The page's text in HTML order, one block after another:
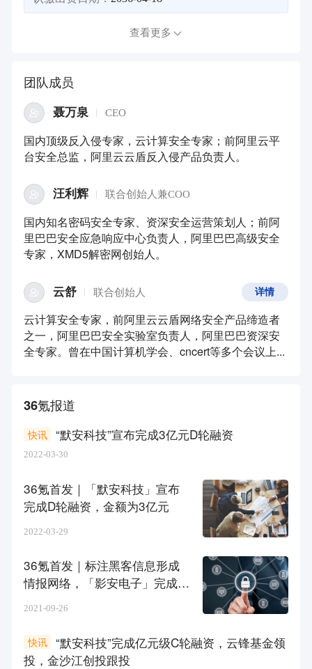
查看更多
团队成员
聂万泉 CEO
国内顶级反入侵专家，云计算安全专家；前阿里云平
台安全总监，阿里云云盾反入侵产品负责人。
汪利辉 联合创始人兼COO
国内知名密码安全专家、资深安全运营策划人；前阿
里巴巴安全应急响应中心负责人，阿里巴巴高级安全
专家，XMD5解密网创始人。
云舒 联合创始人
云计算安全专家，前阿里云云盾网络安全产品缔造者
之一，阿里巴巴安全实验室负责人，阿里巴巴资深安
全专家。曾在中国计算机学会、cncert等多个会议上...
详情
36氪报道
“默安科技”宣布完成3亿元D轮融资
快讯
2022-03-30
36氪首发｜「默安科技」宣布
完成D轮融资，金额为3亿元
2022-03-29
36氪首发｜标注黑客信息形成
情报网络，「影安电子」完成数
2021-09-26
“默安科技”完成亿元级C轮融资，云锋基金领
投，金沙江创投跟投
快讯